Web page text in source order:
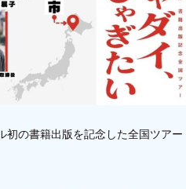
初の書籍出版を記念した全国ツアー